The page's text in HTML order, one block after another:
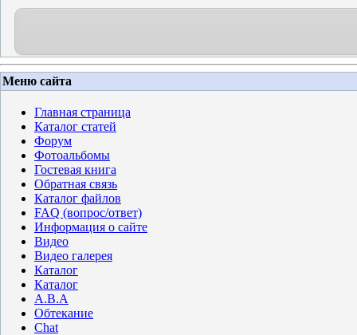
Меню сайта
Главная страница
Каталог статей
Форум
Фотоальбомы
Гостевая книга
Обратная связь
Каталог файлов
FAQ (вопрос/ответ)
Информация о сайте
Видео
Видео галерея
Каталог
Каталог
A.B.A
Обтекание
Chat